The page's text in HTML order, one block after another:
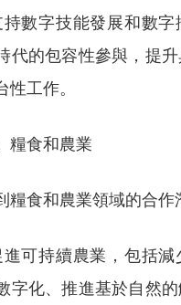
數字技能發展和數字
代的包容性參與，提
性工作。
糧食和農業
糧食和農業領域的合作
進可持續農業，包括減
字化、推進基於自然